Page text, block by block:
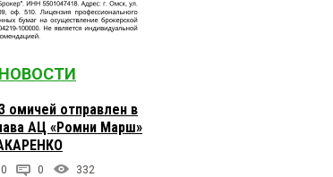
омичей отправлен в
АЦ «Ромни Марш»
0 332